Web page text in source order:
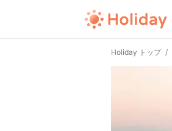
Holiday トップ